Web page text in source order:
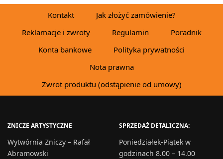
Kontakt
Jak złożyć zamówienie?
Reklamacje i zwroty
Regulamin
Poradnik
Konta bankowe
Polityka prywatności
Nota prawna
Zwrot produktu (odstąpienie od umowy)
ZNICZE ARTYSTYCZNE
Wytwórnia Zniczy – Rafał
Abramowski
SPRZEDAŻ DETALICZNA:
Poniedziałek-Piątek w
godzinach 8.00 – 14.00